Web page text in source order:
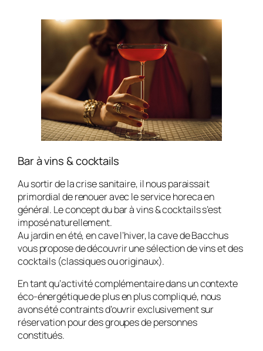
Bar à vins & cocktails
Au sortir de la crise sanitaire, il nous paraissait
primordial de renouer avec le service horeca en
général. Le concept du bar à vins & cocktails s’est
imposé naturellement.
Au jardin en été, en cave l’hiver, la cave de Bacchus
vous propose de découvrir une sélection de vins et des
cocktails (classiques ou originaux).
En tant qu’activité complémentaire dans un contexte
éco-énergétique de plus en plus compliqué, nous
avons été contraints d’ouvrir exclusivement sur
réservation pour des groupes de personnes
constitués.